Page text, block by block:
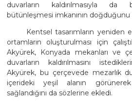
duvarların kaldırılmasıyla da
bütünleşmesi imkanının doğduğunu
Kentsel tasarımların yeniden
ortamların oluşturulması için
Akyürek, Konyada mekanları ve
duvarların kaldırılmasını
Akyürek, bu çerçevede mezarlık
içerideki yeşil alanın
sağlandığını da sözlerine ekledi.